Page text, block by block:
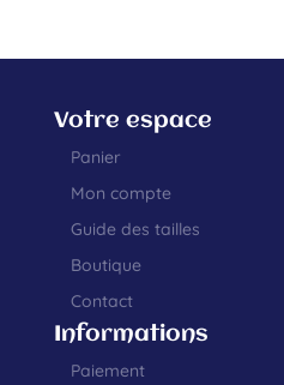
Votre espace
Panier
Mon compte
Guide des tailles
Boutique
Contact
Informations
Paiement